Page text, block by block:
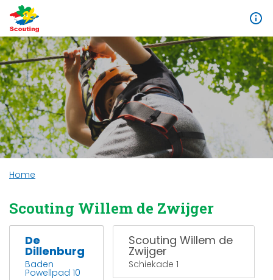
Home
Scouting Willem de Zwijger
De
Dillenburg
Baden
Powellpad 10
Scouting Willem de
Zwijger
Schiekade 1